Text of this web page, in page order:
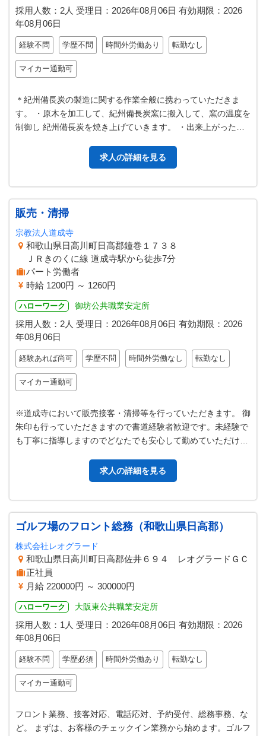
採用人数：2人 受理日： 2026年08月06日 有効期限： 2026
年08月06日
経験不問 学歴不問 時間外労働あり 転勤なし
マイカー通勤可
＊紀州備長炭の製造に関する作業全般に携わっていただきま
す。 ・原木を加工して、紀州備長炭窯に搬入して、窯の温度を
制御し 紀州備長炭を焼き上げていきます。 ・出来上がった紀
求人の詳細を見る
販売・清掃
宗教法人道成寺
和歌山県日高川町日高郡鐘巻１７３８
ＪＲきのくに線 道成寺駅から徒歩7分
パート労働者
時給 1200円 ～ 1260円
ハローワーク 御坊公共職業安定所
採用人数：2人 受理日： 2026年08月06日 有効期限： 2026
年08月06日
経験あれば尚可 学歴不問 時間外労働なし 転勤なし
マイカー通勤可
※道成寺において販売接客・清掃等を行っていただきます。 御
朱印も行っていただきますので書道経験者歓迎です。未経験で
も丁寧に指導しますのでどなたでも安心して勤めていただけま
求人の詳細を見る
ゴルフ場のフロント総務（和歌山県日高郡）
株式会社レオグラード
和歌山県日高川町日高郡佐井６９４ レオグラードＧＣ
正社員
月給 220000円 ～ 300000円
ハローワーク 大阪東公共職業安定所
採用人数：1人 受理日： 2026年08月06日 有効期限： 2026
年08月06日
経験不問 学歴必須 時間外労働あり 転勤なし
マイカー通勤可
フロント業務、接客対応、電話応対、予約受付、総務事務、な
ど。 まずは、お客様のチェックイン業務から始めます。ゴルフ